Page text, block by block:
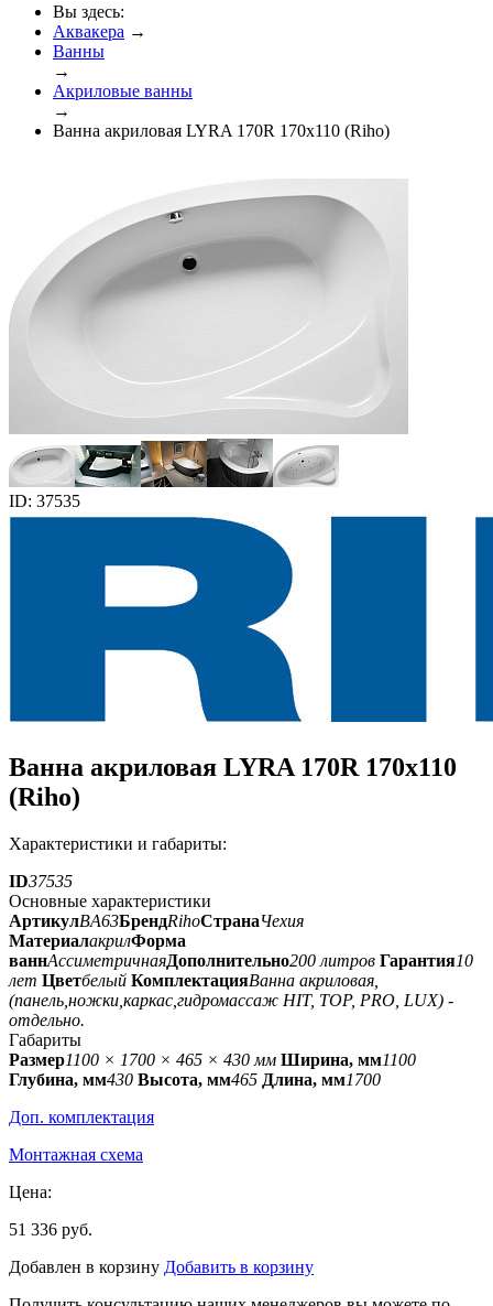
Вы здесь:
Аквакера →
Ванны
→
Акриловые ванны
→
Ванна акриловая LYRA 170R 170x110 (Riho)
ID: 37535
Ванна акриловая LYRA 170R 170x110
(Riho)
Характеристики и габариты:
ID37535
Основные характеристики
АртикулBA63БрендRihoСтранаЧехия
МатериалакрилФорма
ваннАссиметричнаяДополнительно200 литров Гарантия10
лет Цветбелый КомплектацияВанна акриловая,
(панель,ножки,каркас,гидромассаж HIT, TOP, PRO, LUX) -
отдельно.
Габариты
Размер1100 × 1700 × 465 × 430 мм Ширина, мм1100
Глубина, мм430 Высота, мм465 Длина, мм1700
Доп. комплектация
Монтажная схема
Цена:
51 336 руб.
Добавлен в корзину Добавить в корзину